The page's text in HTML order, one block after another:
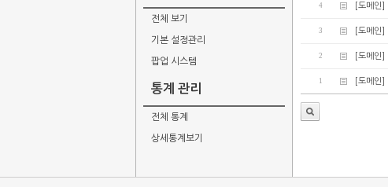
전체 보기
기본 설정관리
팝업 시스템
통계 관리
전체 통계
상세통계보기
4 [도메인]
3 [도메인]
2 [도메인]
1 [도메인]